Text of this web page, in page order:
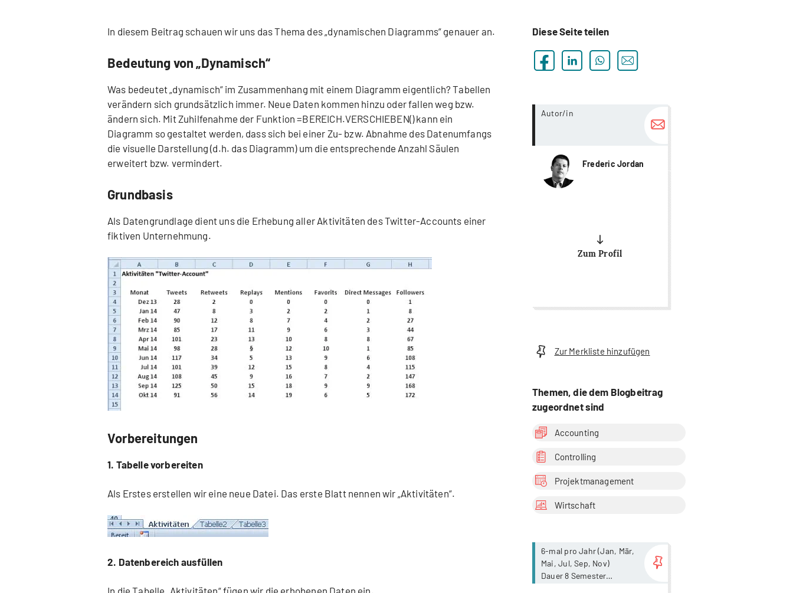
In diesem Beitrag schauen wir uns das Thema des „dynamischen Diagramms“ genauer an.
Bedeutung von „Dynamisch“
Was bedeutet „dynamisch“ im Zusammenhang mit einem Diagramm eigentlich? Tabellen
verändern sich grundsätzlich immer. Neue Daten kommen hinzu oder fallen weg bzw.
ändern sich. Mit Zuhilfenahme der Funktion =BEREICH.VERSCHIEBEN() kann ein
Diagramm so gestaltet werden, dass sich bei einer Zu- bzw. Abnahme des Datenumfangs
die visuelle Darstellung (d.h. das Diagramm) um die entsprechende Anzahl Säulen
erweitert bzw. vermindert.
Grundbasis
Als Datengrundlage dient uns die Erhebung aller Aktivitäten des Twitter-Accounts einer
fiktiven Unternehmung.
Vorbereitungen
1. Tabelle vorbereiten
Als Erstes erstellen wir eine neue Datei. Das erste Blatt nennen wir „Aktivitäten“.
2. Datenbereich ausfüllen
Diese Seite teilen
Autor/in
Frederic Jordan
Zum Profil
more...
Zur Merkliste hinzufügen
Themen, die dem Blogbeitrag
zugeordnet sind
Accounting
Controlling
Projektmanagement
Wirtschaft
6-mal pro Jahr (Jan, Mär,
Mai, Jul, Sep, Nov)
Dauer 8 Semester
more...